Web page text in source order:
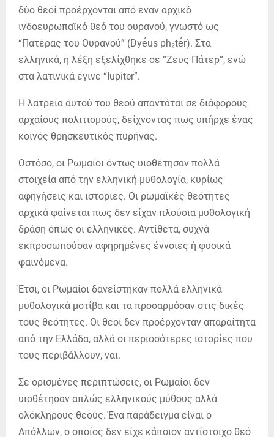
δύο θεοί προέρχονται από έναν αρχικό
ινδοευρωπαϊκό θεό του ουρανού, γνωστό ως
“Πατέρας του Ουρανού” (Dyḗus ph₂tḗr). Στα
ελληνικά, η λέξη εξελίχθηκε σε “Ζευς Πάτερ”, ενώ
στα λατινικά έγινε “Iupiter”.
Η λατρεία αυτού του θεού απαντάται σε διάφορους
αρχαίους πολιτισμούς, δείχνοντας πως υπήρχε ένας
κοινός θρησκευτικός πυρήνας.
Ωστόσο, οι Ρωμαίοι όντως υιοθέτησαν πολλά
στοιχεία από την ελληνική μυθολογία, κυρίως
αφηγήσεις και ιστορίες. Οι ρωμαϊκές θεότητες
αρχικά φαίνεται πως δεν είχαν πλούσια μυθολογική
δράση όπως οι ελληνικές. Αντίθετα, συχνά
εκπροσωπούσαν αφηρημένες έννοιες ή φυσικά
φαινόμενα.
Έτσι, οι Ρωμαίοι δανείστηκαν πολλά ελληνικά
μυθολογικά μοτίβα και τα προσαρμόσαν στις δικές
τους θεότητες. Οι θεοί δεν προέρχονταν απαραίτητα
από την Ελλάδα, αλλά οι περισσότερες ιστορίες που
τους περιβάλλουν, ναι.
Σε ορισμένες περιπτώσεις, οι Ρωμαίοι δεν
υιοθέτησαν απλώς ελληνικούς μύθους αλλά
ολόκληρους θεούς. Ένα παράδειγμα είναι ο
Απόλλων, ο οποίος δεν είχε κάποιον αντίστοιχο θεό